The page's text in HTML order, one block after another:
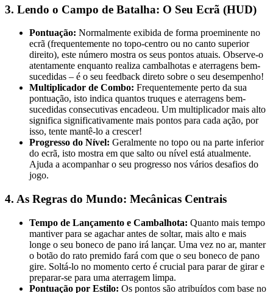
3. Lendo o Campo de Batalha: O Seu Ecrã (HUD)
Pontuação: Normalmente exibida de forma proeminente no
ecrã (frequentemente no topo-centro ou no canto superior
direito), este número mostra os seus pontos atuais. Observe-o
atentamente enquanto realiza cambalhotas e aterragens bem-
sucedidas – é o seu feedback direto sobre o seu desempenho!
Multiplicador de Combo: Frequentemente perto da sua
pontuação, isto indica quantos truques e aterragens bem-
sucedidas consecutivas encadeou. Um multiplicador mais alto
significa significativamente mais pontos para cada ação, por
isso, tente mantê-lo a crescer!
Progresso do Nível: Geralmente no topo ou na parte inferior
do ecrã, isto mostra em que salto ou nível está atualmente.
Ajuda a acompanhar o seu progresso nos vários desafios do
jogo.
4. As Regras do Mundo: Mecânicas Centrais
Tempo de Lançamento e Cambalhota: Quanto mais tempo
mantiver para se agachar antes de soltar, mais alto e mais
longe o seu boneco de pano irá lançar. Uma vez no ar, manter
o botão do rato premido fará com que o seu boneco de pano
gire. Soltá-lo no momento certo é crucial para parar de girar e
preparar-se para uma aterragem limpa.
Pontuação por Estilo: Os pontos são atribuídos com base no